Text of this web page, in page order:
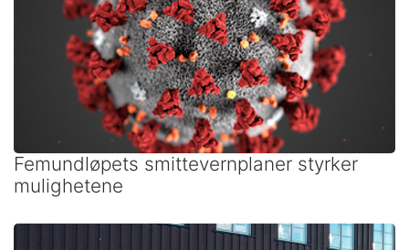
Femundløpets smittevernplaner styrker
mulighetene